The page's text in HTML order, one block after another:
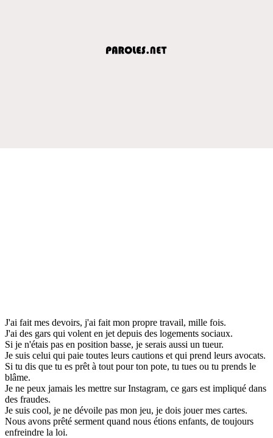
J'ai fait mes devoirs, j'ai fait mon propre travail, mille fois.
J'ai des gars qui volent en jet depuis des logements sociaux.
Si je n'étais pas en position basse, je serais aussi un tueur.
Je suis celui qui paie toutes leurs cautions et qui prend leurs avocats.
Si tu dis que tu es prêt à tout pour ton pote, tu tues ou tu prends le
blâme.
Je ne peux jamais les mettre sur Instagram, ce gars est impliqué dans
des fraudes.
Je suis cool, je ne dévoile pas mon jeu, je dois jouer mes cartes.
Nous avons prêté serment quand nous étions enfants, de toujours
enfreindre la loi.